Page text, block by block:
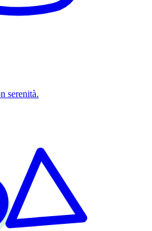
serenità.